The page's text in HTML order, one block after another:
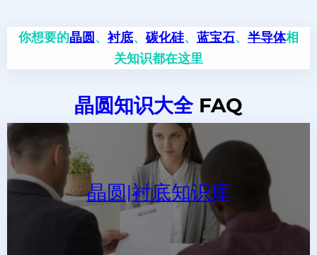
你想要的晶圆 、衬底、 碳化硅、 蓝宝石、 半导体相
关知识都在这里
晶圆知识大全FAQ
晶圆|衬底知识库